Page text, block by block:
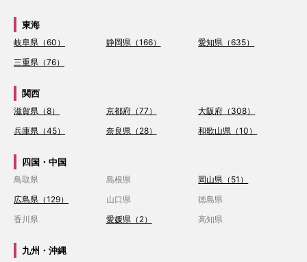
東海
岐阜県（60） 静岡県（166）
愛知県（635）
三重県（76）
関西
滋賀県（8） 京都府（77）
大阪府（308）
兵庫県（45）
奈良県（28） 和歌山県（10）
四国・中国
鳥取県 島根県
岡山県（51）
広島県（129）
山口県
徳島県
香川県
愛媛県（2） 高知県
九州・沖縄